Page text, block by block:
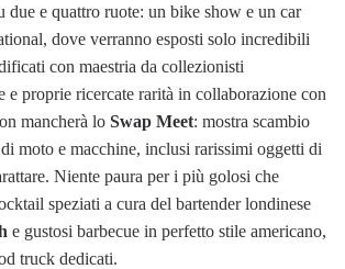
due e quattro ruote: un bike show e un car
dove verranno esposti solo incredibili
con maestria da collezionisti
e proprie ricercate rarità in collaborazione con
mancherà lo Swap Meet: mostra scambio
moto e macchine, inclusi rarissimi oggetti di
Niente paura per i più golosi che
speziati a cura del bartender londinese
e gustosi barbecue in perfetto stile americano,
truck dedicati.